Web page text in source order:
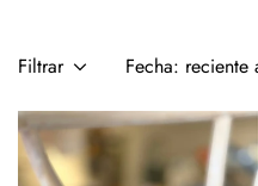
Filtrar Fecha: reciente